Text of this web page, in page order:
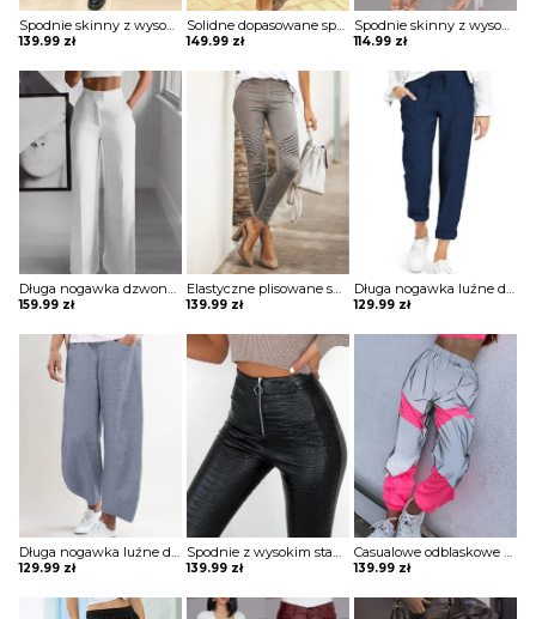
Spodnie skinny z wysokim stanem i zamkiem błyskawicznym ze skóry pu Aubry
139.99 zł
Solidne dopasowane spodnie z kieszeniami Thordis
149.99 zł
Spodnie skinny z wysokim stanem Meltem
114.99 zł
Długa nogawka dzwony szerokie luźne jednolite wysoki stan bez wzoru pas eleganckie casual spodnie Golda
159.99 zł
Elastyczne plisowane spodnie zapinane na suwak szorty Belicia
139.99 zł
Długa nogawka luźne dresowe wiązane jednolite wygodne ściągacz casual spodnie Darcie
129.99 zł
Długa nogawka luźne dresowe szerokie jednolite bez wzoru ściągacz wiązane kieszenie casual spodnie Klaarke
129.99 zł
Spodnie z wysokim stanem ze sztucznej skóry Melantha
139.99 zł
Casualowe odblaskowe spodnie dresowe colorblock szorty Deonna
139.99 zł